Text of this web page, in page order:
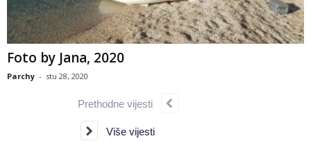
Foto by Jana, 2020
Parchy - stu 28, 2020
Prethodne vijesti
Više vijesti